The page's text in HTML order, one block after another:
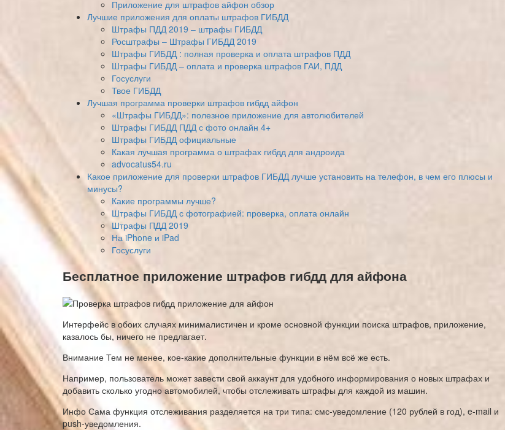
Приложение для штрафов айфон обзор
Лучшие приложения для оплаты штрафов ГИБДД
Штрафы ПДД 2019 – штрафы ГИБДД
Росштрафы – Штрафы ГИБДД 2019
Штрафы ГИБДД : полная проверка и оплата штрафов ПДД
Штрафы ГИБДД – оплата и проверка штрафов ГАИ, ПДД
Госуслуги
Твое ГИБДД
Лучшая программа проверки штрафов гибдд айфон
«Штрафы ГИБДД»: полезное приложение для автолюбителей
Штрафы ГИБДД ПДД с фото онлайн 4+
Штрафы ГИБДД официальные
Какая лучшая программа о штрафах гибдд для андроида
advocatus54.ru
Какое приложение для проверки штрафов ГИБДД лучше установить на телефон, в чем его плюсы и
минусы?
Какие программы лучше?
Штрафы ГИБДД с фотографией: проверка, оплата онлайн
Штрафы ПДД 2019
На iPhone и iPad
Госуслуги
Бесплатное приложение штрафов гибдд для айфона
Интерфейс в обоих случаях минималистичен и кроме основной функции поиска штрафов, приложение,
казалось бы, ничего не предлагает.
Внимание Тем не менее, кое-какие дополнительные функции в нём всё же есть.
Например, пользователь может завести свой аккаунт для удобного информирования о новых штрафах и
добавить сколько угодно автомобилей, чтобы отслеживать штрафы для каждой из машин.
Инфо Сама функция отслеживания разделяется на три типа: смс-уведомление (120 рублей в год), e-mail и
push-уведомления.